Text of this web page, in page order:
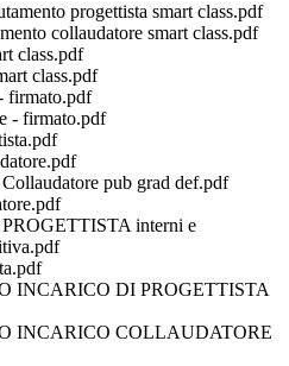
progettista smart class.pdf
collaudatore smart class.pdf
class.pdf
class.pdf
firmato.pdf
- firmato.pdf
pub grad def.pdf
interni e
INCARICO DI PROGETTISTA
INCARICO COLLAUDATORE